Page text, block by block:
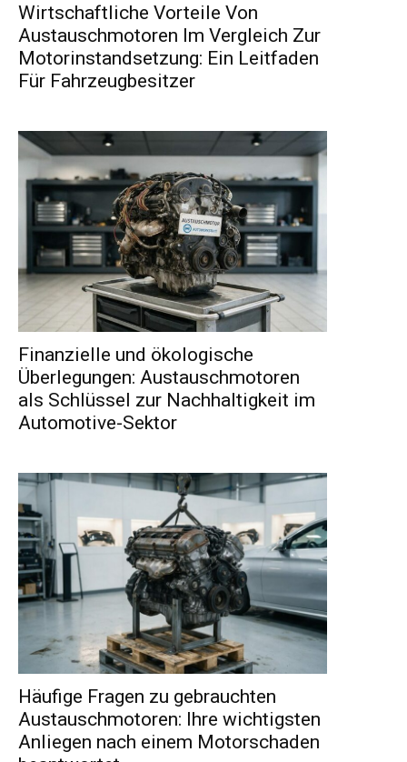
Wirtschaftliche Vorteile Von
Austauschmotoren Im Vergleich Zur
Motorinstandsetzung: Ein Leitfaden
Für Fahrzeugbesitzer
Finanzielle und ökologische
Überlegungen: Austauschmotoren
als Schlüssel zur Nachhaltigkeit im
Automotive-Sektor
Häufige Fragen zu gebrauchten
Austauschmotoren: Ihre wichtigsten
Anliegen nach einem Motorschaden